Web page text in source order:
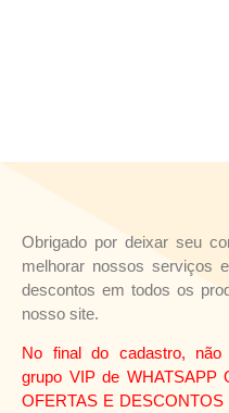
Obrigado por deixar seu
melhorar nossos serviços
descontos em todos os
nosso site.
No final do cadastro,
grupo VIPde WHATSAPP
OFERTAS E